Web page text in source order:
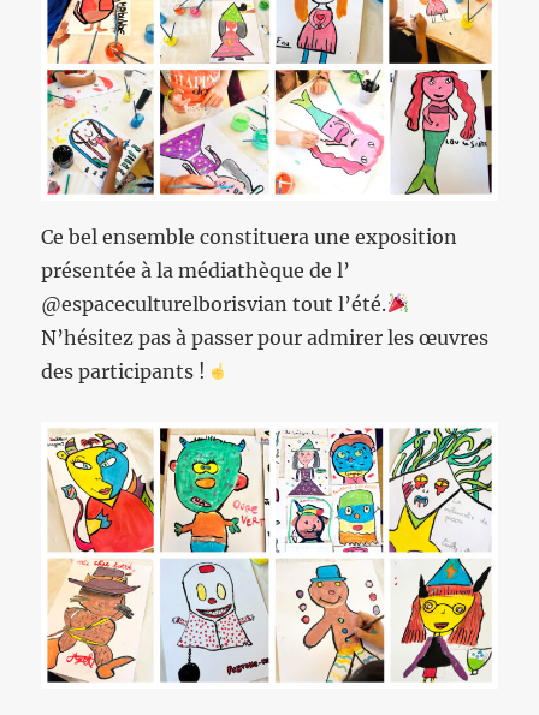
Ce bel ensemble constituera une exposition
présentée à la médiathèque de l’
@espaceculturelborisvian tout l’été.
N’hésitez pas à passer pour admirer les œuvres
des participants !